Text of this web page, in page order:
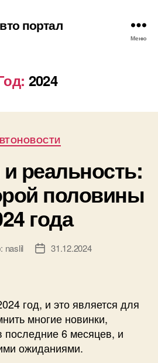
портал
Меню
2024
Рубрики
реальность:
половины
года
naslil
Дата31.12.2024
год, и это является для
многие новинки,
6 месяцев, и
ожиданиями.